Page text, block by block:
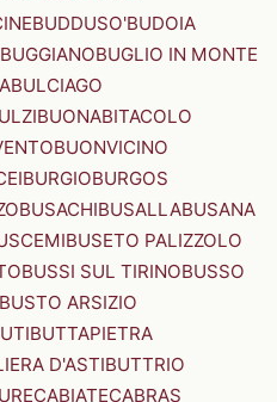
BUDDUSO'BUDOIA
BUGGIANOBUGLIO IN MONTE
BULCIAGO
BUONABITACOLO
BUONVICINO
BURGIOBURGOS
BUSACHIBUSALLABUSANA
BUSETO PALIZZOLO
BUSSI SUL TIRINOBUSSO
BUSTO ARSIZIO
BUTTAPIETRA
D'ASTIBUTTRIO
CABIATECABRAS